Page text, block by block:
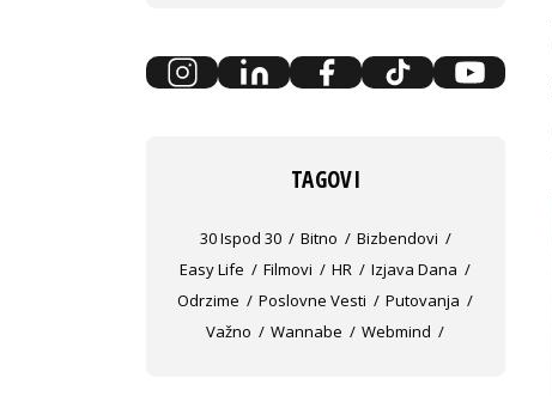
TAGOVI
30 Ispod 30 Bitno
Bizbendovi
Easy Life
Filmovi HR
Izjava Dana
Odrzime
Poslovne Vesti
Putovanja
Važno
Wannabe Webmind